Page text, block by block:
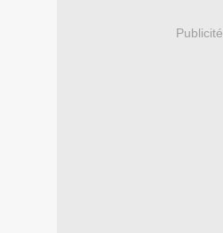
Publicité